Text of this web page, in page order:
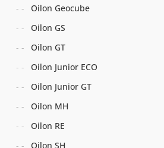
Oilon Geocube
Oilon GS
Oilon GT
Oilon Junior ECO
Oilon Junior GT
Oilon MH
Oilon RE
Oilon SH